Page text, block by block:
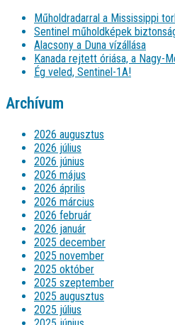
Műholdradarral a Mississippi
Sentinel műholdképek
Alacsony a Duna vízállása
Kanada rejtett óriása, a Nagy-
Ég veled, Sentinel-1A!
Archívum
2026 augusztus
2026 július
2026 június
2026 május
2026 április
2026 március
2026 február
2026 január
2025 december
2025 november
2025 október
2025 szeptember
2025 augusztus
2025 július